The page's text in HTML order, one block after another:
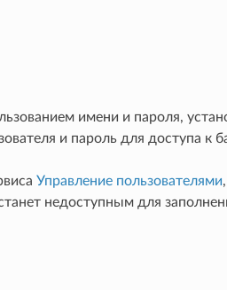
имени и пароля,
и пароль для доступа к
Управление пользователями
недоступным для